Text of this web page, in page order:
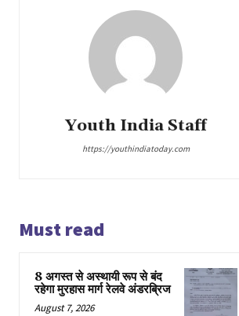
Youth India Staff
https://youthindiatoday.com
Must read
8 अगस्त से अस्थायी रूप से बंद
रहेगा मुरहास मार्ग रेलवे अंडरब्रिज
August 7, 2026